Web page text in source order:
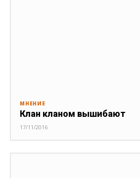
МНЕНИЕ
Клан кланом вышибают
17/11/2016